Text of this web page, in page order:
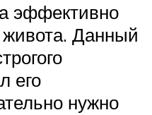
эффективно
Данный
его
нужно